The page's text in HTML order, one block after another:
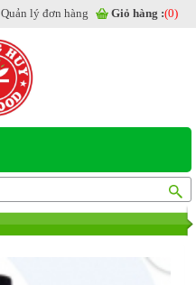
Quản lý đơn hàng Giỏ hàng :(0)